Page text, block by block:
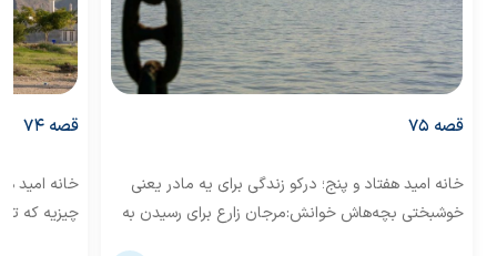
قصه 75
خانه امید هفتاد و پنج؛ درکو زندگی برای یه مادر یعنی
خوشبختی بچه‌هاش خوانش:مرجان زارع برای رسیدن به
قصه 74
خانه امید
چیزیه که